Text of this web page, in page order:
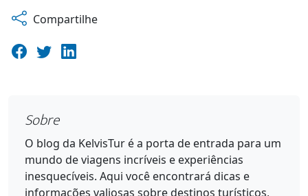
Compartilhe
Sobre
O blog da KelvisTur é a porta de entrada para um
mundo de viagens incríveis e experiências
inesquecíveis. Aqui você encontrará dicas e
informações valiosas sobre destinos turísticos,